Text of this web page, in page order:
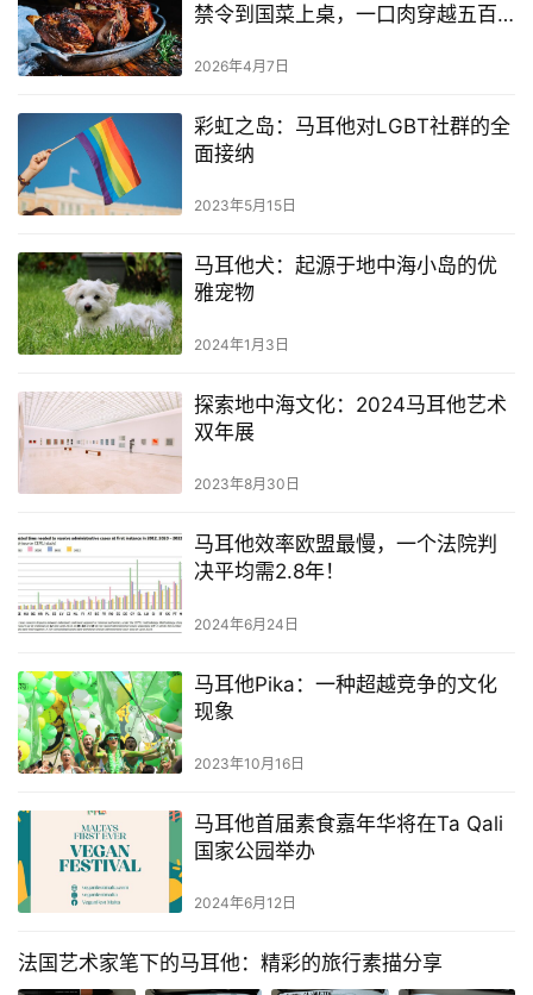
禁令到国菜上桌，一口肉穿越五百
2026年4月7日
彩虹之岛：马耳他对LGBT社群的全
面接纳
2023年5月15日
马耳他犬：起源于地中海小岛的优
雅宠物
2024年1月3日
探索地中海文化：2024马耳他艺术
双年展
2023年8月30日
马耳他效率欧盟最慢，一个法院判
决平均需2.8年！
2024年6月24日
马耳他Pika：一种超越竞争的文化
现象
2023年10月16日
马耳他首届素食嘉年华将在Ta Qali
国家公园举办
2024年6月12日
法国艺术家笔下的马耳他：精彩的旅行素描分享